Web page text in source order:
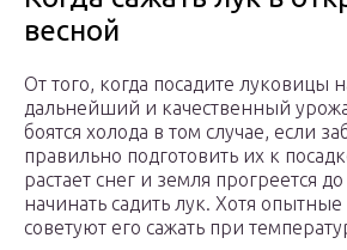
весной
От того, когда посадите луковицы
дальнейший и качественный
боятся холода в том случае, если
правильно подготовить их к
растает снег и земля прогреется
начинать садить лук. Хотя
советуют его сажать при